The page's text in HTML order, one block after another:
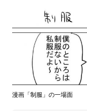
漫画「制服」の一場面